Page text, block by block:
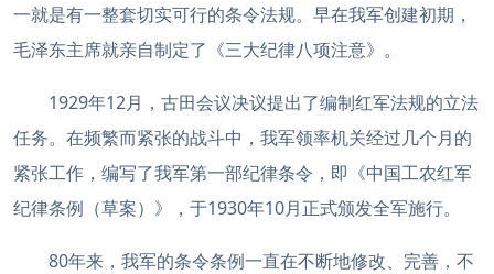
一就是有一整套切实可行的条令法规。早在我军创建初期，
毛泽东主席就亲自制定了《三大纪律八项注意》。
1929年12月，古田会议决议提出了编制红军法规的立法
任务。在频繁而紧张的战斗中，我军领率机关经过几个月的
紧张工作，编写了我军第一部纪律条令，即《中国工农红军
纪律条例（草案）》，于1930年10月正式颁发全军施行。
80年来，我军的条令条例一直在不断地修改、完善，不